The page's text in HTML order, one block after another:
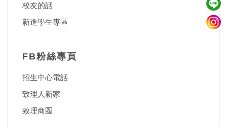
校友的話
新進學生專區
FB粉絲專頁
招生中心電話
致理人新家
致理商圈